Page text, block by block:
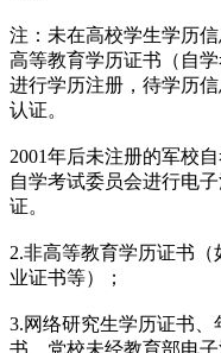
注：未在高校学生学历
高等教育学历证书（自
进行学历注册，待学历
认证。
2001年后未注册的军校
自学考试委员会进行电
证。
2.非高等教育学历证书
业证书等）；
3.网络研究生学历证书、
书、党校未经教育部电子